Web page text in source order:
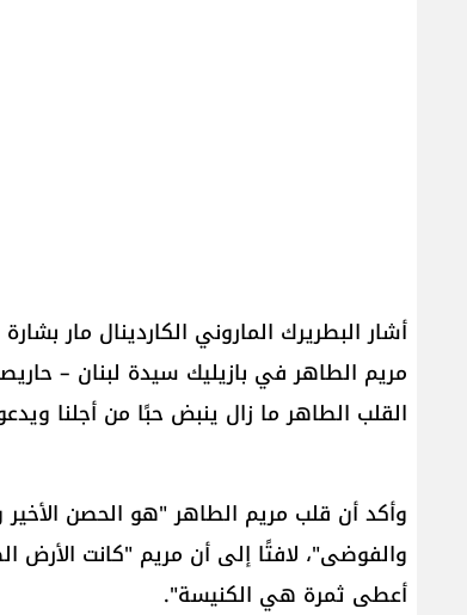
أشار البطريرك الماروني الكاردينال مار
مريم الطاهر في بازيليك سيدة لبنان –
القلب الطاهر ما زال ينبض حبًا من أجلنا
وأكد أن قلب مريم الطاهر "هو الحصن
والفوضى"، لافتًا إلى أن مريم "كانت الأرض
أعطى ثمرة هي الكنيسة".